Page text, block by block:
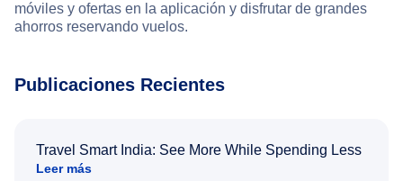
móviles y ofertas en la aplicación y disfrutar de grandes
ahorros reservando vuelos.
Publicaciones Recientes
Travel Smart India: See More While Spending Less
Leer más